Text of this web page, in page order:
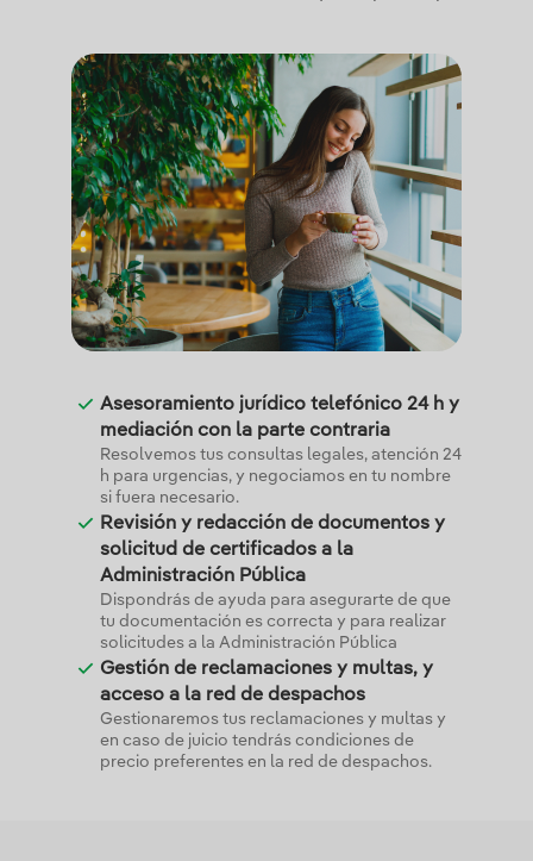
Asesoramiento jurídico telefónico 24 h y
mediación con la parte contraria
Resolvemos tus consultas legales, atención 24
h para urgencias, y negociamos en tu nombre
si fuera necesario.
Revisión y redacción de documentos y
solicitud de certificados a la
Administración Pública
Dispondrás de ayuda para asegurarte de que
tu documentación es correcta y para realizar
solicitudes a la Administración Pública
Gestión de reclamaciones y multas, y
acceso a la red de despachos
Gestionaremos tus reclamaciones y multas y
en caso de juicio tendrás condiciones de
precio preferentes en la red de despachos.